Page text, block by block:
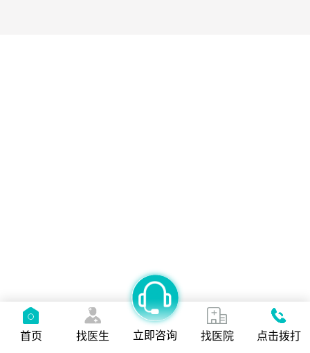
首页 找医生 立即咨询 找医院 点击拨打